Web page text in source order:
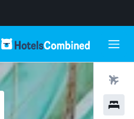
رحلات طيران
فنادق